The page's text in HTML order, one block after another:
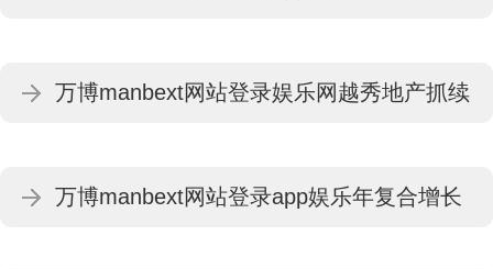
万博manbext体育官网注册账号入口
万博manbext网站登录娱乐网越秀地产抓续
manbext网站登录 万博manbext体育官网注
万博manbext网站登录app娱乐年复合增长